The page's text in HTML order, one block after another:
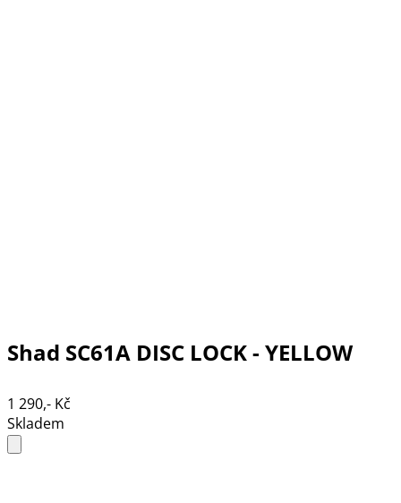
Shad SC61A DISC LOCK - YELLOW
1 290,- Kč
Skladem